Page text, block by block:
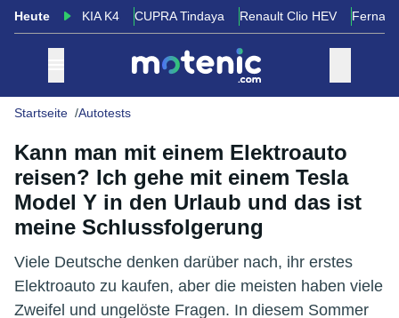
Heute KIA K4 CUPRA Tindaya Renault Clio HEV
Startseite Autotests
Kann man mit einem Elektroauto
reisen? Ich gehe mit einem Tesla
Model Y in den Urlaub und das ist
meine Schlussfolgerung
Viele Deutsche denken darüber nach, ihr erstes
Elektroauto zu kaufen, aber die meisten haben viele
Zweifel und ungelöste Fragen. In diesem Sommer